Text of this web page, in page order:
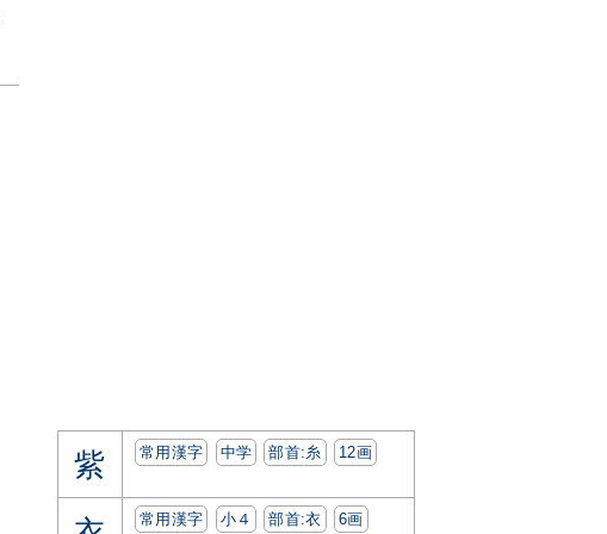
紫 常用漢字 中学 部首:⽷ 12画
常用漢字 小４ 部首:⾐ 6画